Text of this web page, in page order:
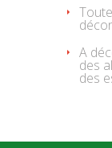
A
des
des